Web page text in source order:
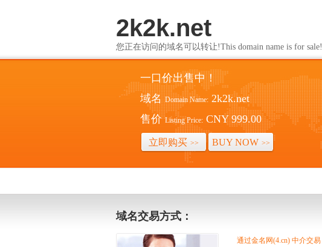
2k2k.net
您正在访问的域名可以转让!This domain name is for sale!
一口价出售中！
域名 Domain Name: 2k2k.net
售价 Listing Price: CNY 999.00
立即购买 >> BUY NOW >>
域名交易方式：
通过金名网(4.cn) 中介交易